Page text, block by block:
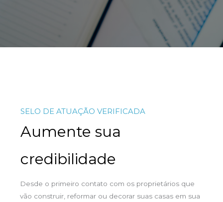
SELO DE ATUAÇÃO VERIFICADA
Aumente sua
credibilidade
Desde o primeiro contato com os proprietários que
vão construir, reformar ou decorar suas casas em sua